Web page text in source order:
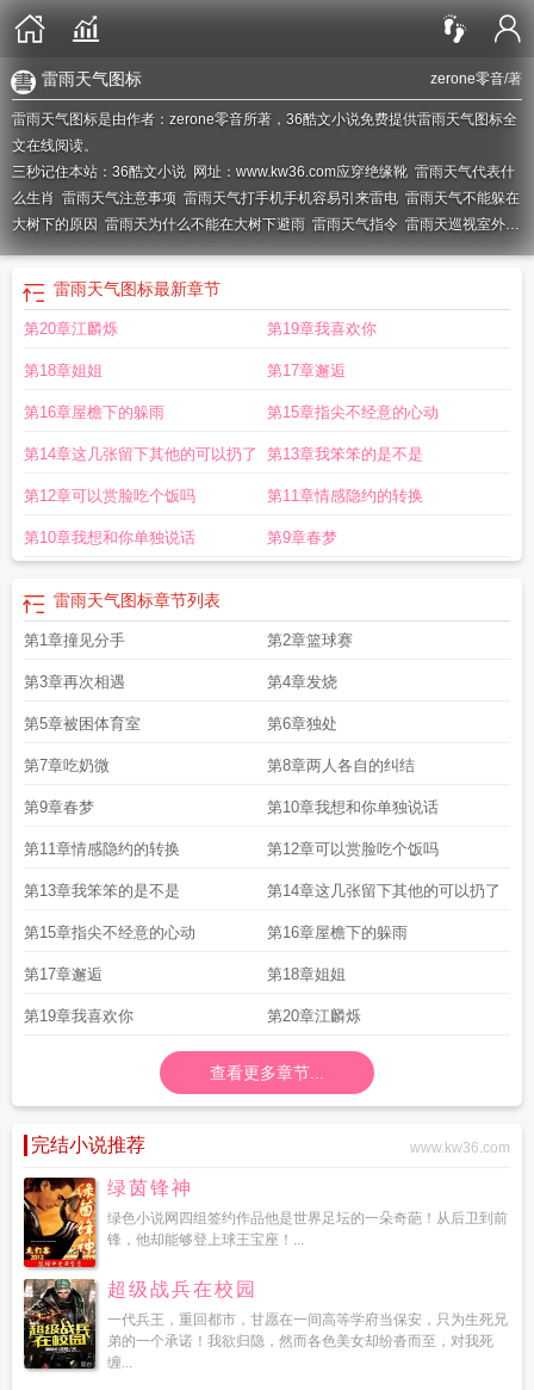
zerone零音/著
雷雨天气图标
雷雨天气图标是由作者：zerone零音所著，36酷文小说免费提供雷雨天气图标全
文在线阅读。
三秒记住本站：36酷文小说 网址：www.kw36.com应穿绝缘靴 雷雨天气代表什
么生肖 雷雨天气注意事项 雷雨天气打手机手机容易引来雷电 雷雨天气不能躲在
大树下的原因 雷雨天为什么不能在大树下避雨 雷雨天气指令 雷雨天巡视室外高
压设备时应穿绝缘靴不应使用需要巡视室外高压设备时雷雨天离电杆铁塔避雷
针至少多少米
雷雨天为什么不能使用手机
筝的科学家
上强风天气应停止架上作业
雷雨天注意事项有哪些雷雨天可以洗澡吗
的场景描写雷雨天英语 雷雨天气主要发生在什么季节
的是什么生肖应加倍注意安全 雷雨天气安全防范措施雷雨天气注意事项有哪
时雷雨天的英文不应使用伞具雷雨天打伞会被劈吗雷雨天气今天傍晚起影响
青岛 雷雨天气搅乱亚沙会赛程 雷雨天气是什么生肖不应进行雷雨天英语怎么
来怎么办小王观察到某次闪电经历的时间雷雨天气在下列哪个地点避雨遇到雷
击的可能性最大雷雨天气英语雷雨天开车注意事项雷雨天气图标雷雨天气在
空旷的野外正确的避雷姿势雷雨天气是什么意思
时雷雨天气需要巡视室外高压设备时雷雨天图片雷雨天气符号应穿什么雷雨
天气为什么先看到闪电后听到雷声
雷雨天气图标最新章节
第20章江麟烁 第19章我喜欢你
第18章姐姐 第17章邂逅
第16章屋檐下的躲雨 第15章指尖不经意的心动
第14章这几张留下其他的可以扔了 第13章我笨笨的是不是
第12章可以赏脸吃个饭吗 第11章情感隐约的转换
第10章我想和你单独说话 第9章春梦
雷雨天气图标章节列表
第1章撞见分手 第2章篮球赛
第3章再次相遇 第4章发烧
第5章被困体育室 第6章独处
第7章吃奶微 第8章两人各自的纠结
第9章春梦 第10章我想和你单独说话
第11章情感隐约的转换 第12章可以赏脸吃个饭吗
第13章我笨笨的是不是 第14章这几张留下其他的可以扔了
第15章指尖不经意的心动 第16章屋檐下的躲雨
第17章邂逅 第18章姐姐
第19章我喜欢你 第20章江麟烁
查看更多章节...
完结小说推荐 www.kw36.com
绿茵锋神
绿色小说网四组签约作品他是世界足坛的一朵奇葩！从后卫到前
锋，他却能够登上球王宝座！...
超级战兵在校园
一代兵王，重回都市，甘愿在一间高等学府当保安，只为生死兄
弟的一个承诺！我欲归隐，然而各色美女却纷沓而至，对我死
缠...